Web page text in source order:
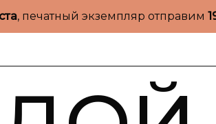
, печатный экземпляр отправим